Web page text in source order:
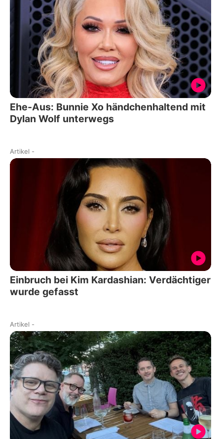
Ehe-Aus: Bunnie Xo händchenhaltend mit
Dylan Wolf unterwegs
Artikel -
Einbruch bei Kim Kardashian: Verdächtiger
wurde gefasst
Artikel -